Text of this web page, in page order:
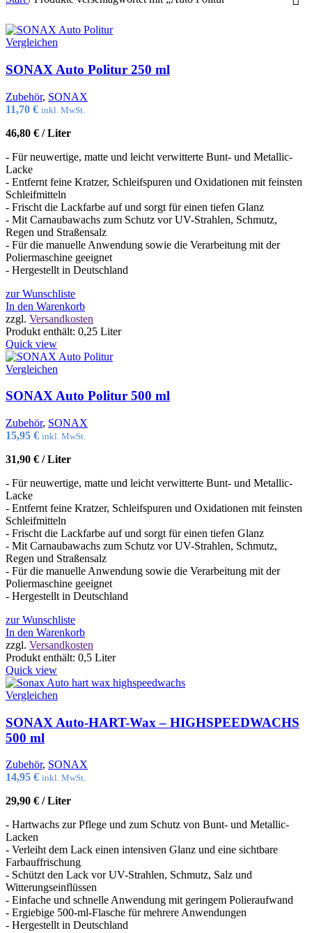
Vergleichen
SONAX Auto Politur 250 ml
Zubehör, SONAX
11,70 € inkl. MwSt.
46,80 € /Liter
- Für neuwertige, matte und leicht verwitterte Bunt- und Metallic-
Lacke
- Entfernt feine Kratzer, Schleifspuren und Oxidationen mit feinsten
Schleifmitteln
- Frischt die Lackfarbe auf und sorgt für einen tiefen Glanz
- Mit Carnaubawachs zum Schutz vor UV-Strahlen, Schmutz,
Regen und Straßensalz
- Für die manuelle Anwendung sowie die Verarbeitung mit der
Poliermaschine geeignet
- Hergestellt in Deutschland
zur Wunschliste
In den Warenkorb
zzgl. Versandkosten
Produkt enthält: 0,25 Liter
Quick view
Vergleichen
SONAX Auto Politur 500 ml
Zubehör, SONAX
15,95 € inkl. MwSt.
31,90 € /Liter
- Für neuwertige, matte und leicht verwitterte Bunt- und Metallic-
Lacke
- Entfernt feine Kratzer, Schleifspuren und Oxidationen mit feinsten
Schleifmitteln
- Frischt die Lackfarbe auf und sorgt für einen tiefen Glanz
- Mit Carnaubawachs zum Schutz vor UV-Strahlen, Schmutz,
Regen und Straßensalz
- Für die manuelle Anwendung sowie die Verarbeitung mit der
Poliermaschine geeignet
- Hergestellt in Deutschland
zur Wunschliste
In den Warenkorb
zzgl. Versandkosten
Produkt enthält: 0,5 Liter
Quick view
Vergleichen
SONAX Auto-HART-Wax – HIGHSPEEDWACHS
500 ml
Zubehör, SONAX
14,95 € inkl. MwSt.
29,90 € /Liter
- Hartwachs zur Pflege und zum Schutz von Bunt- und Metallic-
Lacken
- Verleiht dem Lack einen intensiven Glanz und eine sichtbare
Farbauffrischung
- Schützt den Lack vor UV-Strahlen, Schmutz, Salz und
Witterungseinflüssen
- Einfache und schnelle Anwendung mit geringem Polieraufwand
- Ergiebige 500-ml-Flasche für mehrere Anwendungen
- Hergestellt in Deutschland